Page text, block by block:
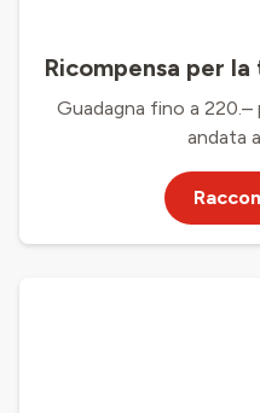
Ricompensa per
Guadagna fino a
andata